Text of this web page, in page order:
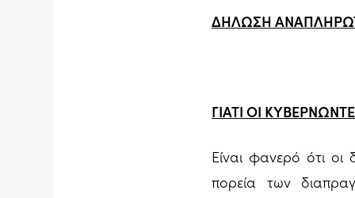
ΔΗΛΩΣΗ
ΓΙΑΤΙ ΟΙ
Είναι φανερό ότι οι
πορεία των